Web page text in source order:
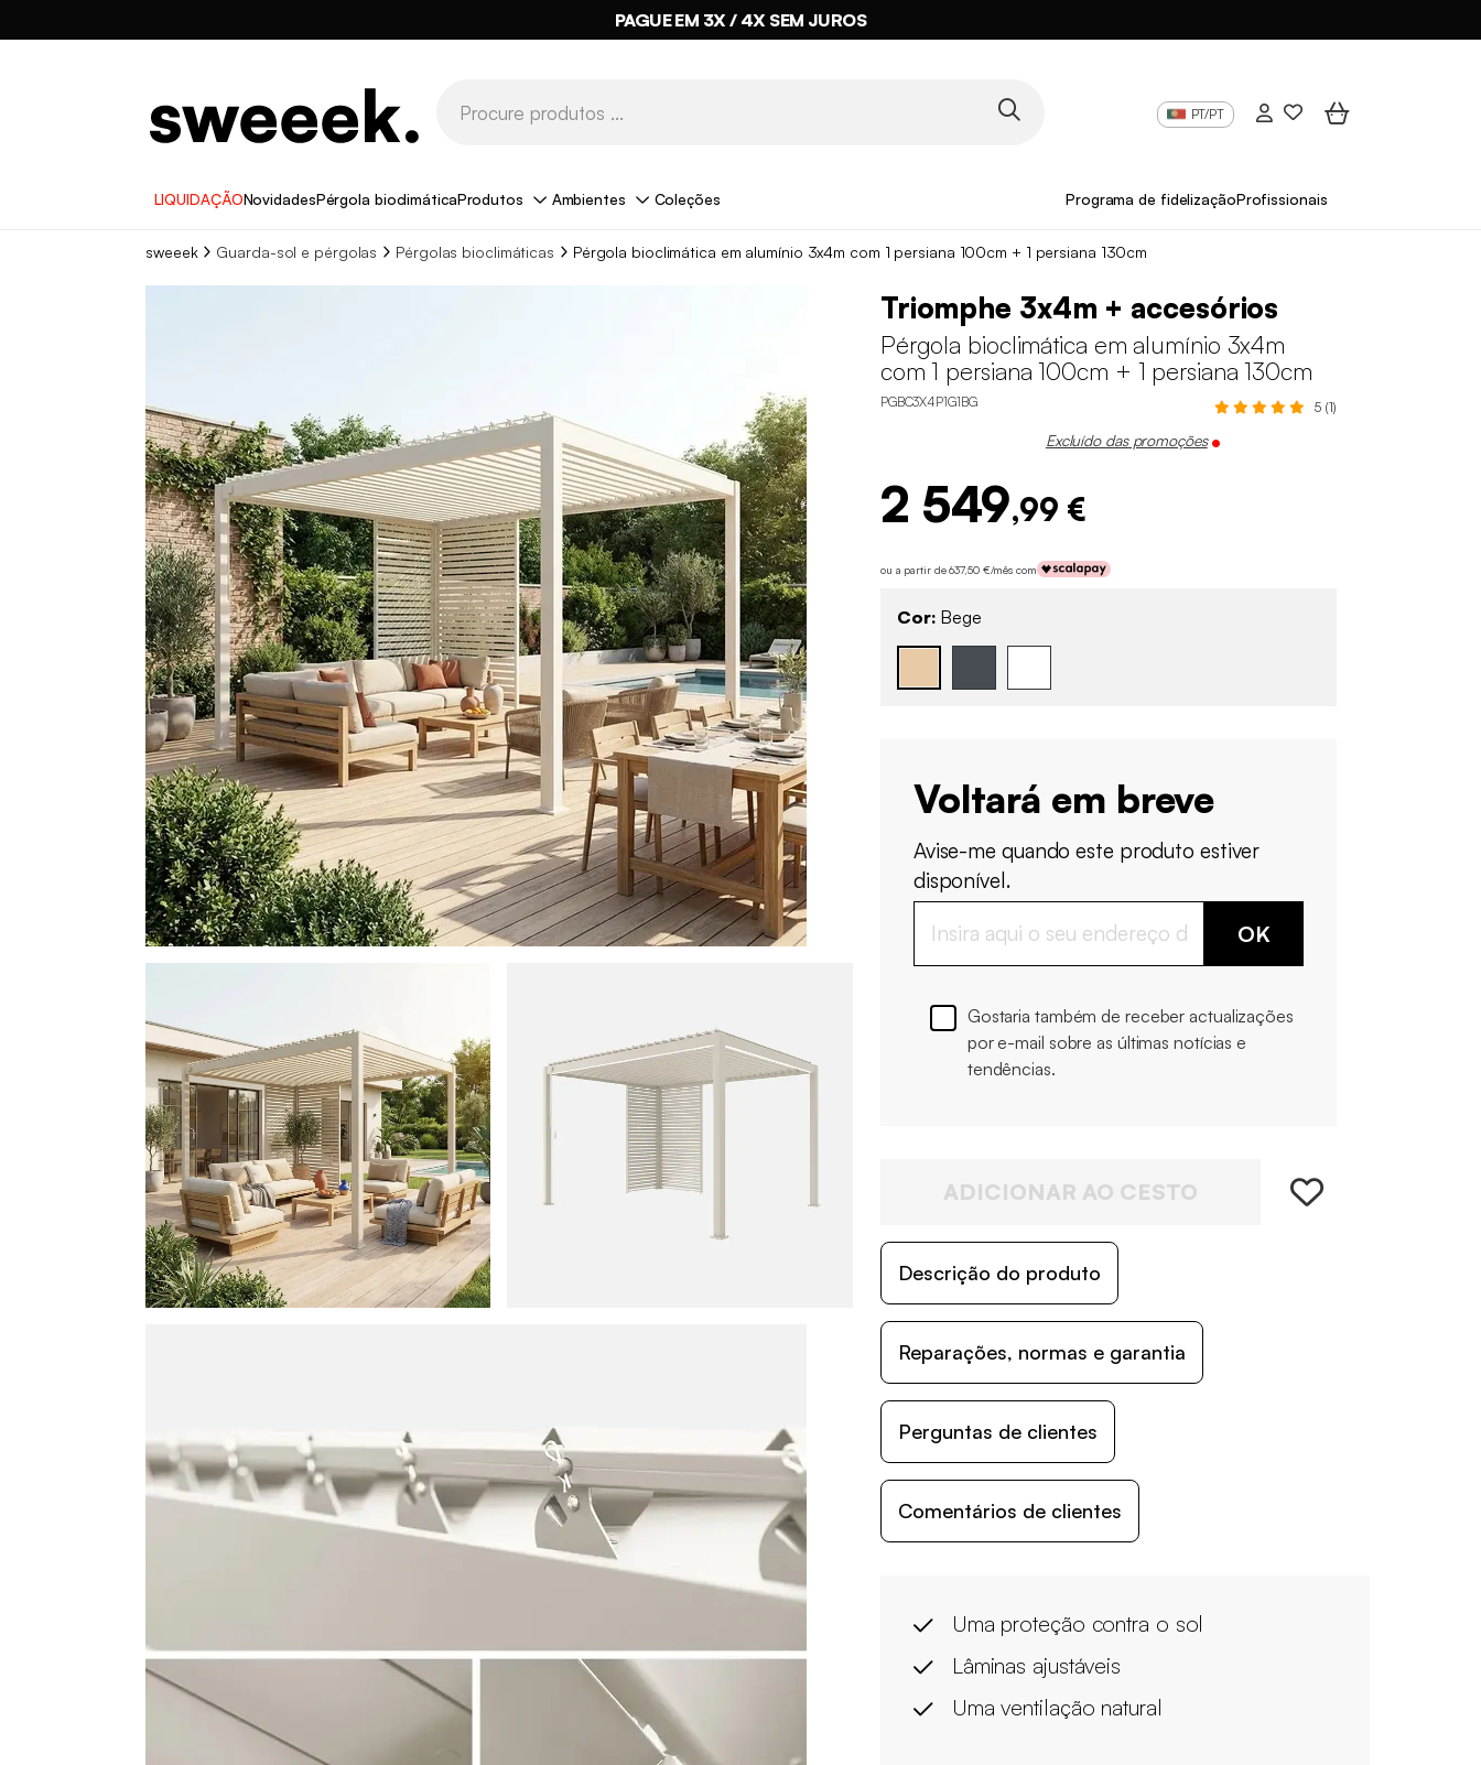
PAGUE EM 3X / 4X SEM JUROS
PT/PT
LIQUIDAÇÃONovidadesPérgola bioclimáticaProdutos Ambientes Coleções Programa de fidelizaçãoProfissionais
sweeek Guarda-sol e pérgolas Pérgolas bioclimáticas Pérgola bioclimática em alumínio 3x4m com 1 persiana 100cm + 1 persiana 130cm
Triomphe 3x4m + accesórios
Pérgola bioclimática em alumínio 3x4m
com 1 persiana 100cm + 1 persiana 130cm
PGBC3X4P1G1BG 5 (1)
Excluído das promoções
2 549,99 €
ou a partir de 637,50 €/mês com
Cor: Bege
Voltará em breve
Avise-me quando este produto estiver
disponível.
OK
Gostaria também de receber actualizações
por e-mail sobre as últimas notícias e
tendências.
ADICIONAR AO CESTO
Descrição do produto
Reparações, normas e garantia
Perguntas de clientes
Comentários de clientes
Uma proteção contra o sol
Lâminas ajustáveis
Uma ventilação natural